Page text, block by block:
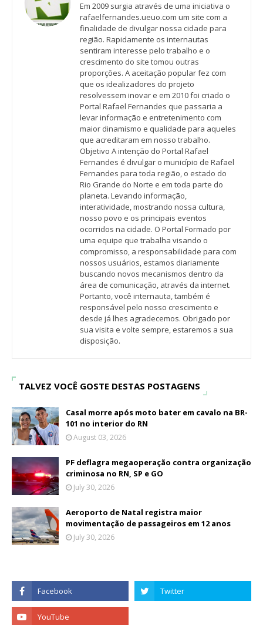
Em 2009 surgia através de uma iniciativa o
rafaelfernandes.ueuo.com um site com a
finalidade de divulgar nossa cidade para
região. Rapidamente os internautas
sentiram interesse pelo trabalho e o
crescimento do site tomou outras
proporções. A aceitação popular fez com
que os idealizadores do projeto
resolvessem inovar e em 2010 foi criado o
Portal Rafael Fernandes que passaria a
levar informação e entretenimento com
maior dinamismo e qualidade para aqueles
que acreditaram em nosso trabalho.
Objetivo A intenção do Portal Rafael
Fernandes é divulgar o município de Rafael
Fernandes para toda região, o estado do
Rio Grande do Norte e em toda parte do
planeta. Levando informação,
interatividade, mostrando nossa cultura,
nosso povo e os principais eventos
ocorridos na cidade. O Portal Formado por
uma equipe que trabalha visando o
compromisso, a responsabilidade para com
nossos usuários, estamos diariamente
buscando novos mecanismos dentro da
área de comunicação, através da internet.
Portanto, você internauta, também é
responsável pelo nosso crescimento e
desde já lhes agradecemos. Obrigado por
sua visita e volte sempre, estaremos a sua
disposição.
TALVEZ VOCÊ GOSTE DESTAS POSTAGENS
Casal morre após moto bater em cavalo na BR-
101 no interior do RN
August 03, 2026
PF deflagra megaoperação contra organização
criminosa no RN, SP e GO
July 30, 2026
Aeroporto de Natal registra maior
movimentação de passageiros em 12 anos
July 30, 2026